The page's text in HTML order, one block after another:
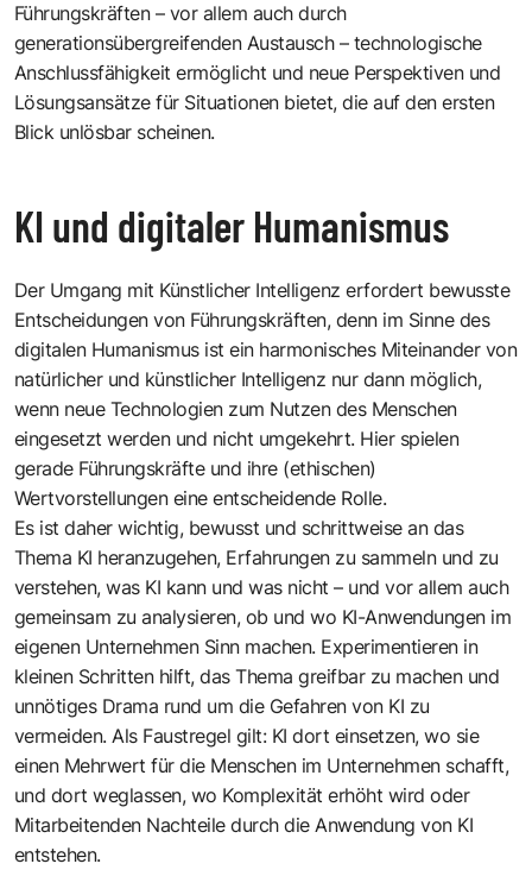
Führungskräften – vor allem auch durch
generationsübergreifenden Austausch – technologische
Anschlussfähigkeit ermöglicht und neue Perspektiven und
Lösungsansätze für Situationen bietet, die auf den ersten
Blick unlösbar scheinen.
KI und digitaler Humanismus
Der Umgang mit Künstlicher Intelligenz erfordert bewusste
Entscheidungen von Führungskräften, denn im Sinne des
digitalen Humanismus ist ein harmonisches Miteinander von
natürlicher und künstlicher Intelligenz nur dann möglich,
wenn neue Technologien zum Nutzen des Menschen
eingesetzt werden und nicht umgekehrt. Hier spielen
gerade Führungskräfte und ihre (ethischen)
Wertvorstellungen eine entscheidende Rolle.
Es ist daher wichtig, bewusst und schrittweise an das
Thema KI heranzugehen, Erfahrungen zu sammeln und zu
verstehen, was KI kann und was nicht – und vor allem auch
gemeinsam zu analysieren, ob und wo KI-Anwendungen im
eigenen Unternehmen Sinn machen. Experimentieren in
kleinen Schritten hilft, das Thema greifbar zu machen und
unnötiges Drama rund um die Gefahren von KI zu
vermeiden. Als Faustregel gilt: KI dort einsetzen, wo sie
einen Mehrwert für die Menschen im Unternehmen schafft,
und dort weglassen, wo Komplexität erhöht wird oder
Mitarbeitenden Nachteile durch die Anwendung von KI
entstehen.